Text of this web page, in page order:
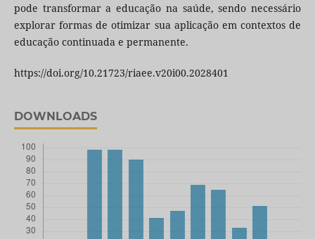
pode transformar a educação na saúde, sendo necessário
explorar formas de otimizar sua aplicação em contextos de
educação continuada e permanente.
https://doi.org/10.21723/riaee.v20i00.2028401
DOWNLOADS